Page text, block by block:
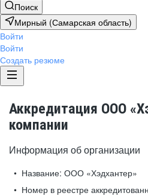
Поиск
Мирный (Самарская область)
Войти
Войти
Создать резюме
Аккредитация ООО
компании
Информация об организации
Название: ООО «Хэдхантер»
Номер в реестре